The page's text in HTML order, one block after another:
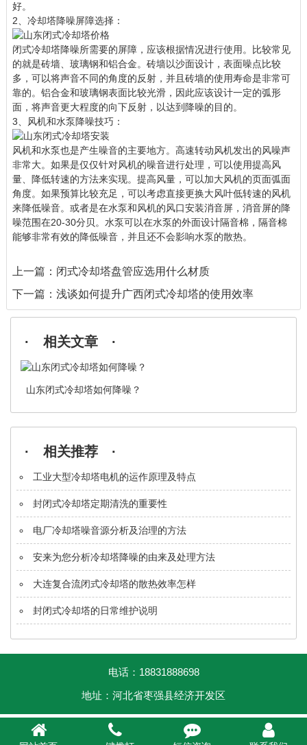
好。
2、冷却塔降噪屏障选择：
闭式冷却塔降噪所需要的屏障，应该根据情况进行使用。比较常见
的就是砖墙、玻璃钢和铝合金。砖墙以沙面设计，表面噪点比较
多，可以将声音不同的角度的反射，并且砖墙的使用寿命是非常可
靠的。铝合金和玻璃钢表面比较光滑，因此应该设计一定的弧形
面，将声音更大程度的向下反射，以达到降噪的目的。
3、风机和水泵降噪技巧：
风机和水泵也是产生噪音的主要地方。高速转动风机发出的风噪声
非常大。如果是仅仅针对风机的噪音进行处理，可以使用提高风
量、降低转速的方法来实现。提高风量，可以加大风机的页面弧面
角度。如果预算比较充足，可以考虑直接更换大风叶低转速的风机
来降低噪音。或者是在水泵和风机的风口安装消音屏，消音屏的降
噪范围在20-30分贝。水泵可以在水泵的外面设计隔音棉，隔音棉
能够非常有效的降低噪音，并且还不会影响水泵的散热。
上一篇： 闭式冷却塔盘管应选用什么材质
下一篇： 浅谈如何提升广西闭式冷却塔的使用效率
· 相关文章 ·
山东闭式冷却塔如何降噪？
· 相关推荐 ·
工业大型冷却塔电机的运作原理及特点
封闭式冷却塔定期清洗的重要性
电厂冷却塔噪音源分析及治理的方法
安来为您分析冷却塔降噪的由来及处理方法
大连复合流闭式冷却塔的散热效率怎样
封闭式冷却塔的日常维护说明
电话：18831888698
地址：河北省枣强县经济开发区
   